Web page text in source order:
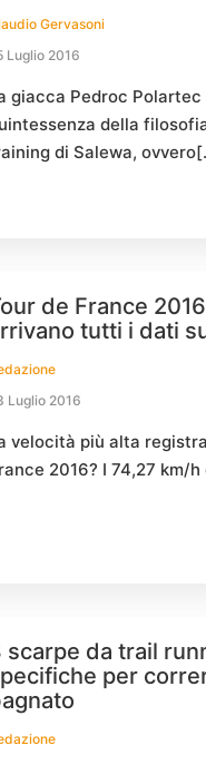
Gervasoni
Luglio 2016
giacca Pedroc Polartec
della
di Salewa,
de France
tutti i dati
Luglio 2016
velocità più alta
2016? I 74,27 km/
scarpe da trail
per